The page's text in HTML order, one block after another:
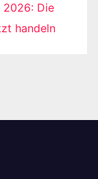
2026: Die
handeln